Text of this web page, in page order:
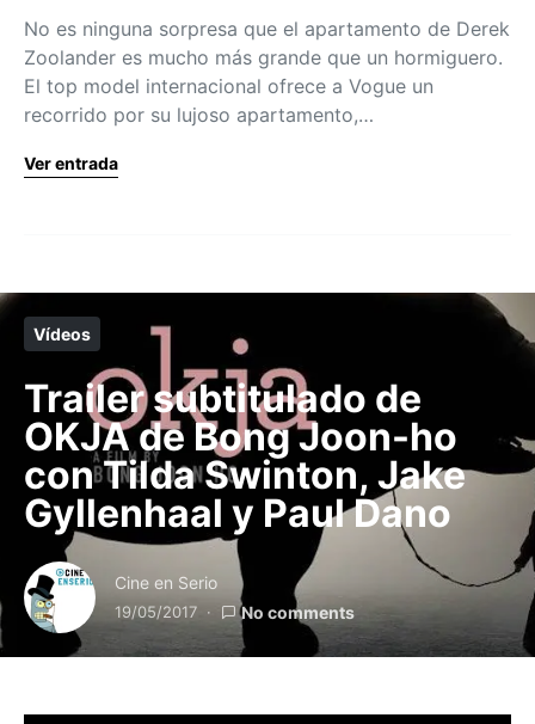
No es ninguna sorpresa que el apartamento de Derek
Zoolander es mucho más grande que un hormiguero.
El top model internacional ofrece a Vogue un
recorrido por su lujoso apartamento,…
Ver entrada
Vídeos
Trailer subtitulado de
OKJA de Bong Joon-ho
con Tilda Swinton, Jake
Gyllenhaal y Paul Dano
Cine en Serio
19/05/2017 No comments